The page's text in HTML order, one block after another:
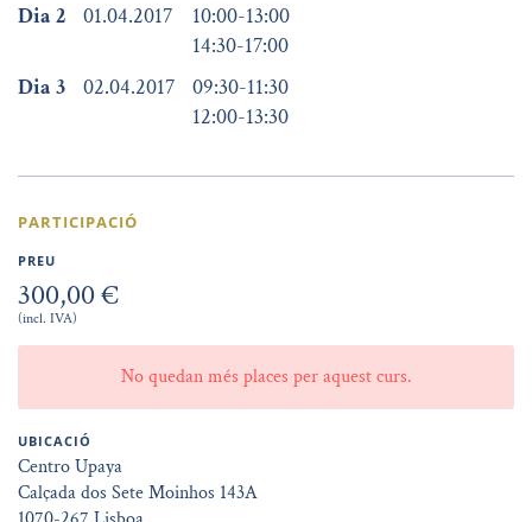
Dia 2
01.04.2017 10:00-13:00
14:30-17:00
Dia 3
02.04.2017 09:30-11:30
12:00-13:30
PARTICIPACIÓ
PREU
300,00 €
(incl. IVA)
No quedan més places per aquest curs.
UBICACIÓ
Centro Upaya
Calçada dos Sete Moinhos 143A